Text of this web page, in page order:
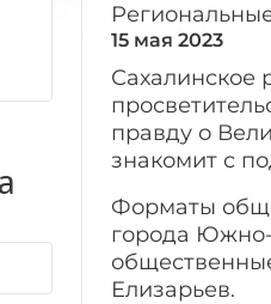
15 мая 2023
Сахалинское
правду о
знакомит с
Форматы
города Южно-
Елизарьев.